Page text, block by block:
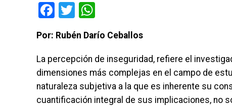
Facebook
Twitter
Por: Rubén Darío Ceballos
La percepción de inseguridad, refiere el
dimensiones más complejas en el campo de
naturaleza subjetiva a la que es inherente su
cuantificación integral de sus implicaciones, no